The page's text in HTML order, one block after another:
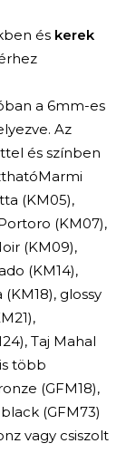
és kerek
a 6mm-es
Az
és színben
(KM05),
(KM07),
(KM09),
(KM14),
glossy
Taj Mahal
több
(GFM18),
(GFM73)
vagy csiszolt